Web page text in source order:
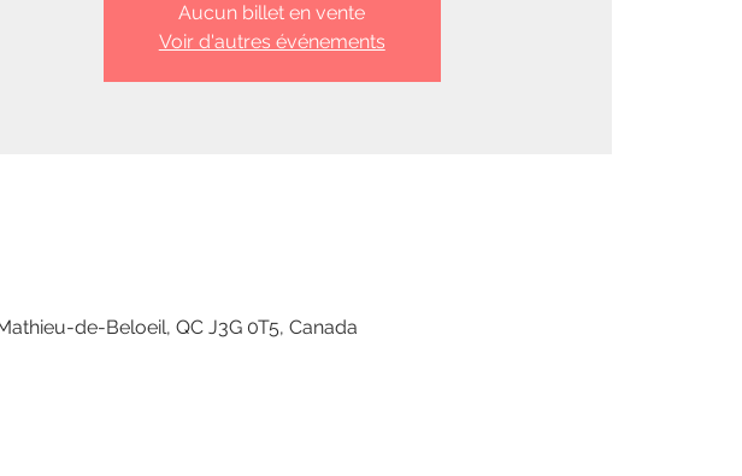
Aucun billet en vente
Voir d'autres événements
de-Beloeil, QC J3G 0T5, Canada